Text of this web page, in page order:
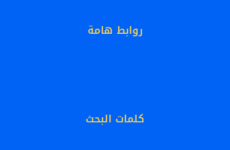
روابط هامة
كلمات البحث